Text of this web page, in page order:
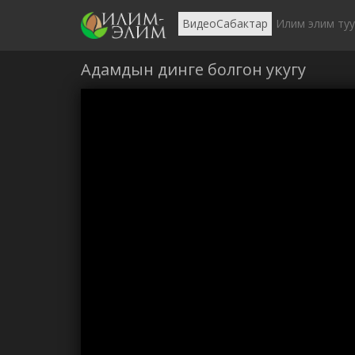
ВидеоСабактар Илим элим
Адамдын динге болгон укугу